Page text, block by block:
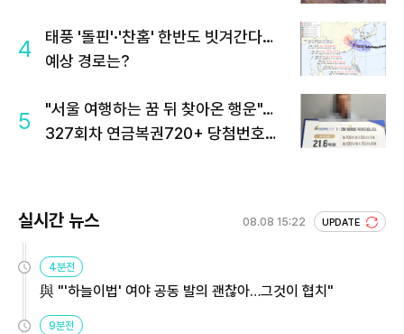
4
태풍 '돌핀'·'찬홈' 한반도 빗겨간다…
예상 경로는?
5
"서울 여행하는 꿈 뒤 찾아온 행운"…
327회차 연금복권720+ 당첨번호조
실시간 뉴스 08.08 15:22 UPDATE
4분전
與 "'하늘이법' 여야 공동 발의 괜찮아…그것이 협치"
9분전